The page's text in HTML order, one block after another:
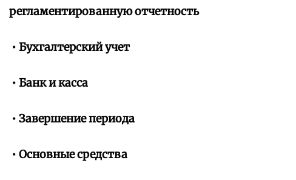
регламентированную отчетность
• Бухгалтерский учет
• Банк и касса
• Завершение периода
• Основные средства